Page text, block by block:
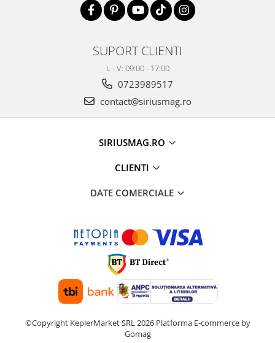
SUPORT CLIENTI
L - V: 09:00 - 17:00
0723989517
contact@siriusmag.ro
SIRIUSMAG.RO
CLIENTI
DATE COMERCIALE
©Copyright KeplerMarket SRL 2026 Platforma E-commerce by
Gomag